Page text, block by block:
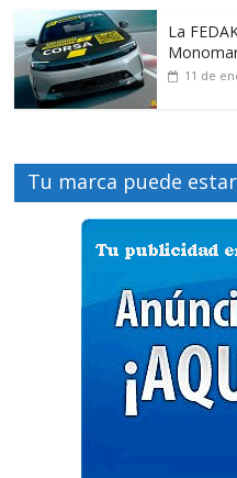
La
11 de
Tu marca puede